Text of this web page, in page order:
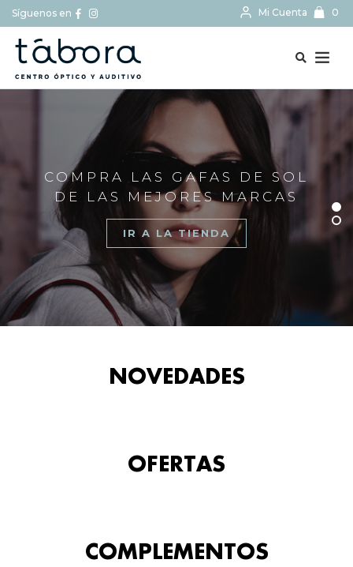
Síguenos en Mi Cuenta 0
COMPRA LAS GAFAS DE SOL
DE LAS MEJORES MARCAS
IR A LA TIENDA
NOVEDADES
OFERTAS
COMPLEMENTOS